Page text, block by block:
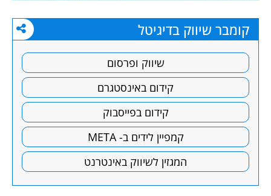
קומבר שיווק בדיגיטל
שיווק ופרסום
קידום באינסטגרם
קידום בפייסבוק
קמפיין לידים ב- META
המגזין לשיווק באינטרנט